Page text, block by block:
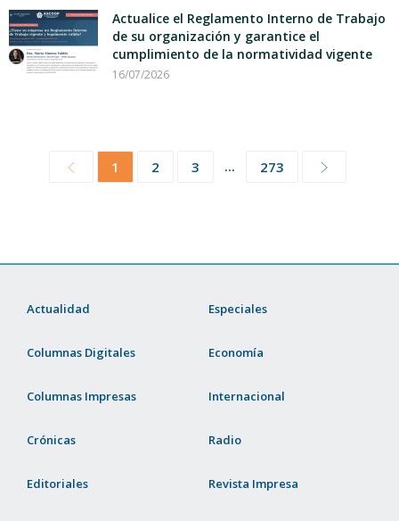
Actualice el Reglamento Interno de Trabajo
de su organización y garantice el
cumplimiento de la normatividad vigente
16/07/2026
1 2 3 ... 273
Actualidad
Columnas Digitales
Columnas Impresas
Crónicas
Editoriales
Especiales
Economía
Internacional
Radio
Revista Impresa